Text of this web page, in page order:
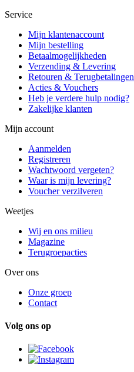
Service
Mijn klantenaccount
Mijn bestelling
Betaalmogelijkheden
Verzending & Levering
Retouren & Terugbetalingen
Acties & Vouchers
Heb je verdere hulp nodig?
Zakelijke klanten
Mijn account
Aanmelden
Registreren
Wachtwoord vergeten?
Waar is mijn levering?
Voucher verzilveren
Weetjes
Wij en ons milieu
Magazine
Terugroepacties
Over ons
Onze groep
Contact
Volg ons op